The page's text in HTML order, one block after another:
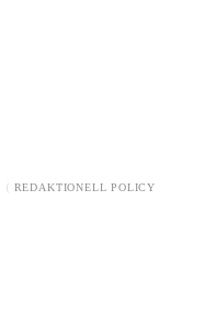
REDAKTIONELL POLICY